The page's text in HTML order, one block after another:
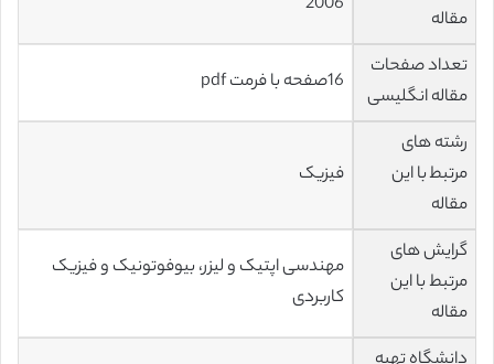
مقاله
تعداد صفحات
مقاله انگلیسی
16صفحه با فرمت pdf
رشته های
مرتبط با این
مقاله
فیزیک
گرایش های
مرتبط با این
مقاله
مهندسی اپتیک و لیزر، بیوفوتونیک و فیزیک
کاربردی